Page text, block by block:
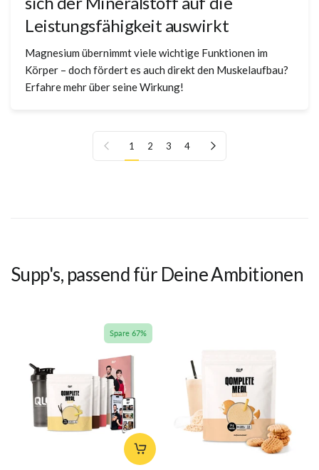
Leistungsfähigkeit auswirkt
Magnesium übernimmt viele wichtige Funktionen im
Körper – doch fördert es auch direkt den Muskelaufbau?
Erfahre mehr über seine Wirkung!
Vorherige Seite1 2 3 4
Supp's, passend für Deine Ambitionen
Spare 67%